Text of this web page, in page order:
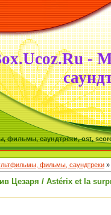
-
фильмы, саундтреки, ost,
фильмы, саундтреки »
Цезаря / Astérix et la